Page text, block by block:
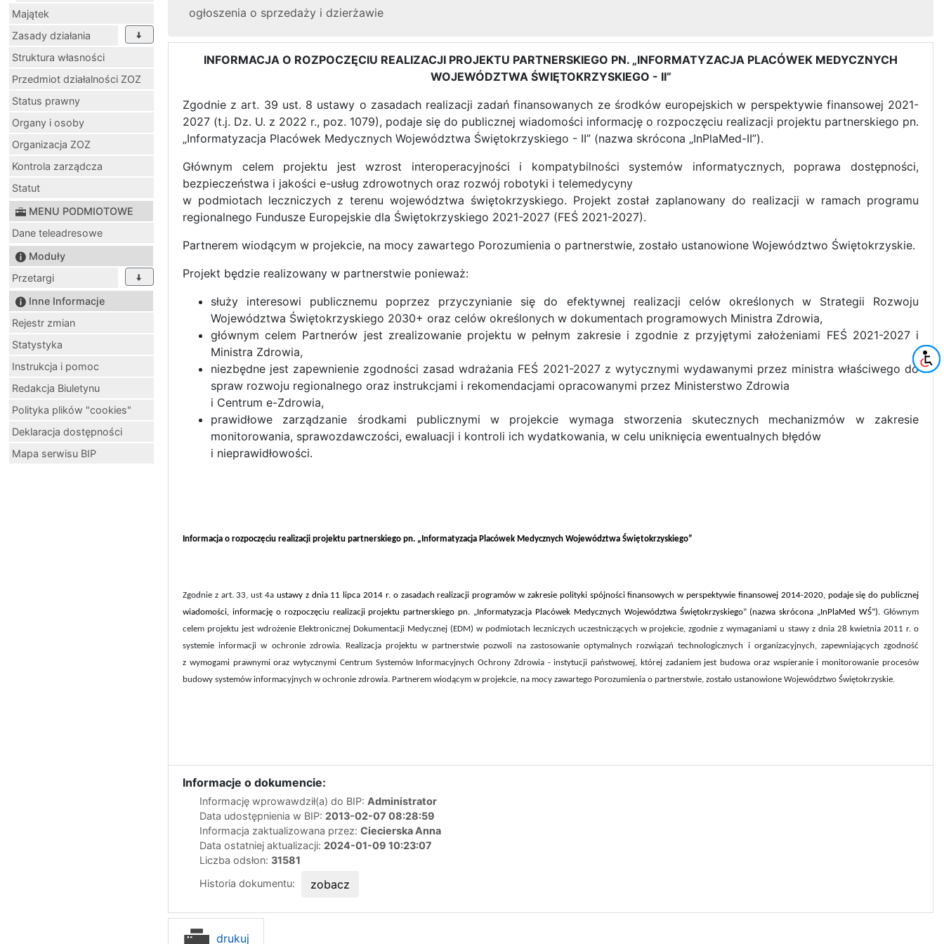
Majątek
Zasady działania
Struktura własności
Przedmiot działalności ZOZ
Status prawny
Organy i osoby
Organizacja ZOZ
Kontrola zarządcza
Statut
MENU PODMIOTOWE
Dane teleadresowe
Moduły
Przetargi
Inne Informacje
Rejestr zmian
Statystyka
Instrukcja i pomoc
Redakcja Biuletynu
Polityka plików "cookies"
Deklaracja dostępności
Mapa serwisu BIP
ogłoszenia o sprzedaży i dzierżawie
INFORMACJA O ROZPOCZĘCIU REALIZACJI PROJEKTU PARTNERSKIEGO PN. „INFORMATYZACJA PLACÓWEK MEDYCZNYCH
WOJEWÓDZTWA ŚWIĘTOKRZYSKIEGO - II”
Zgodnie z art. 39 ust. 8 ustawy o zasadach realizacji zadań finansowanych ze środków europejskich w perspektywie finansowej 2021-
2027 (t.j. Dz. U. z 2022 r., poz. 1079), podaje się do publicznej wiadomości informację o rozpoczęciu realizacji projektu partnerskiego pn.
„Informatyzacja Placówek Medycznych Województwa Świętokrzyskiego - II” (nazwa skrócona „InPlaMed-II”).
Głównym celem projektu jest wzrost interoperacyjności i kompatybilności systemów informatycznych, poprawa dostępności,
bezpieczeństwa i jakości e-usług zdrowotnych oraz rozwój robotyki i telemedycyny
w podmiotach leczniczych z terenu województwa świętokrzyskiego. Projekt został zaplanowany do realizacji w ramach programu
regionalnego Fundusze Europejskie dla Świętokrzyskiego 2021-2027 (FEŚ 2021-2027).
Partnerem wiodącym w projekcie, na mocy zawartego Porozumienia o partnerstwie, zostało ustanowione Województwo Świętokrzyskie.
Projekt będzie realizowany w partnerstwie ponieważ:
służy interesowi publicznemu poprzez przyczynianie się do efektywnej realizacji celów określonych w Strategii Rozwoju
Województwa Świętokrzyskiego 2030+ oraz celów określonych w dokumentach programowych Ministra Zdrowia,
głównym celem Partnerów jest zrealizowanie projektu w pełnym zakresie i zgodnie z przyjętymi założeniami FEŚ 2021-2027 i
Ministra Zdrowia,
niezbędne jest zapewnienie zgodności zasad wdrażania FEŚ 2021-2027 z wytycznymi wydawanymi przez ministra właściwego do
spraw rozwoju regionalnego oraz instrukcjami i rekomendacjami opracowanymi przez Ministerstwo Zdrowia
i Centrum e-Zdrowia,
prawidłowe zarządzanie środkami publicznymi w projekcie wymaga stworzenia skutecznych mechanizmów w zakresie
monitorowania, sprawozdawczości, ewaluacji i kontroli ich wydatkowania, w celu uniknięcia ewentualnych błędów
i nieprawidłowości.
Informacja o rozpoczęciu realizacji projektu partnerskiego pn. „Informatyzacja Placówek Medycznych Województwa Świętokrzyskiego”
Zgodnie z art. 33, ust 4a ustawy z dnia 11 lipca 2014 r. o zasadach realizacji programów w zakresie polityki spójności finansowych w perspektywie finansowej 2014-2020, podaje się do publicznej
wiadomości, informację o rozpoczęciu realizacji projektu partnerskiego pn. „Informatyzacja Placówek Medycznych Województwa Świętokrzyskiego” (nazwa skrócona „InPlaMed WŚ”).Głównym
celem projektu jest wdrożenie Elektronicznej Dokumentacji Medycznej (EDM) w podmiotach leczniczych uczestniczących w projekcie, zgodnie z wymaganiami u stawy z dnia 28 kwietnia 2011 r. o
systemie informacji w ochronie zdrowia. Realizacja projektu w partnerstwie pozwoli na zastosowanie optymalnych rozwiązań technologicznych i organizacyjnych, zapewniających zgodność
z wymogami prawnymi oraz wytycznymi Centrum Systemów Informacyjnych Ochrony Zdrowia - instytucji państwowej, której zadaniem jest budowa oraz wspieranie i monitorowanie procesów
budowy systemów informacyjnych w ochronie zdrowia. Partnerem wiodącym w projekcie, na mocy zawartego Porozumienia o partnerstwie, zostało ustanowione Województwo Świętokrzyskie.
Informacje o dokumencie:
Informację wprowawdził(a) do BIP: Administrator
Data udostępnienia w BIP: 2013-02-07 08:28:59
Informacja zaktualizowana przez: Ciecierska Anna
Data ostatniej aktualizacji: 2024-01-09 10:23:07
Liczba odsłon: 31581
Historia dokumentu:
zobacz
drukuj